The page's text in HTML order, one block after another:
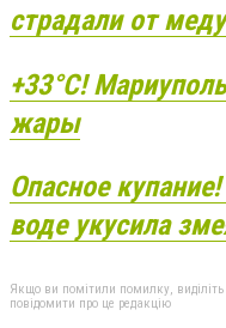
страдали от
+33°C!
жары
Опасное
воде укусила
Якщо ви помітили помилку, виділіть
повідомити про це редакцію